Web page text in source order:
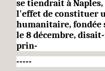
se tiendrait à
l'effet de constituer
humanitaire, fondée
le 8 décembre,
prin-
-----